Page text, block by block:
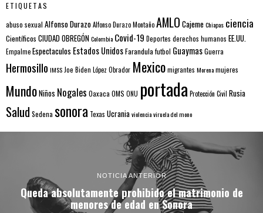
ETIQUETAS
abuso sexual Alfonso DurazoAlfonso Durazo MontañoAMLO CajemeChiapas ciencia
Científicos CIUDAD OBREGÓNColombia Covid-19 Deportes derechos humanos EE.UU.
EmpalmeEspectaculos Estados UnidosFarandulafutbol GuaymasGuerra
Hermosillo IMSS Joe Biden López Obrador Mexicomigrantes Morenamujeres
MundoNiños Nogales Oaxaca OMS ONU portada Protección Civil Rusia
Salud Sedena sonora Texas Ucraniaviolenciaviruela del mono
NOTICIA ANTERIOR
Queda absolutamente prohibido el matrimonio de
menores de edad en Sonora